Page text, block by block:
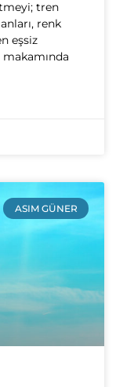
tren
renk
eşsiz
ASIM GÜNER